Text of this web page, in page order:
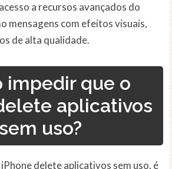
a recursos avançados do
mensagens com efeitos visuais,
de alta qualidade.
impedir que o
aplicativos
sem uso?
delete aplicativos sem uso, é